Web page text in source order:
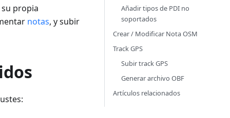
propia
notas, y subir
Añadir tipos de PDI no
soportados
Crear / Modificar Nota OSM
Track GPS
Subir track GPS
Generar archivo OBF
Artículos relacionados